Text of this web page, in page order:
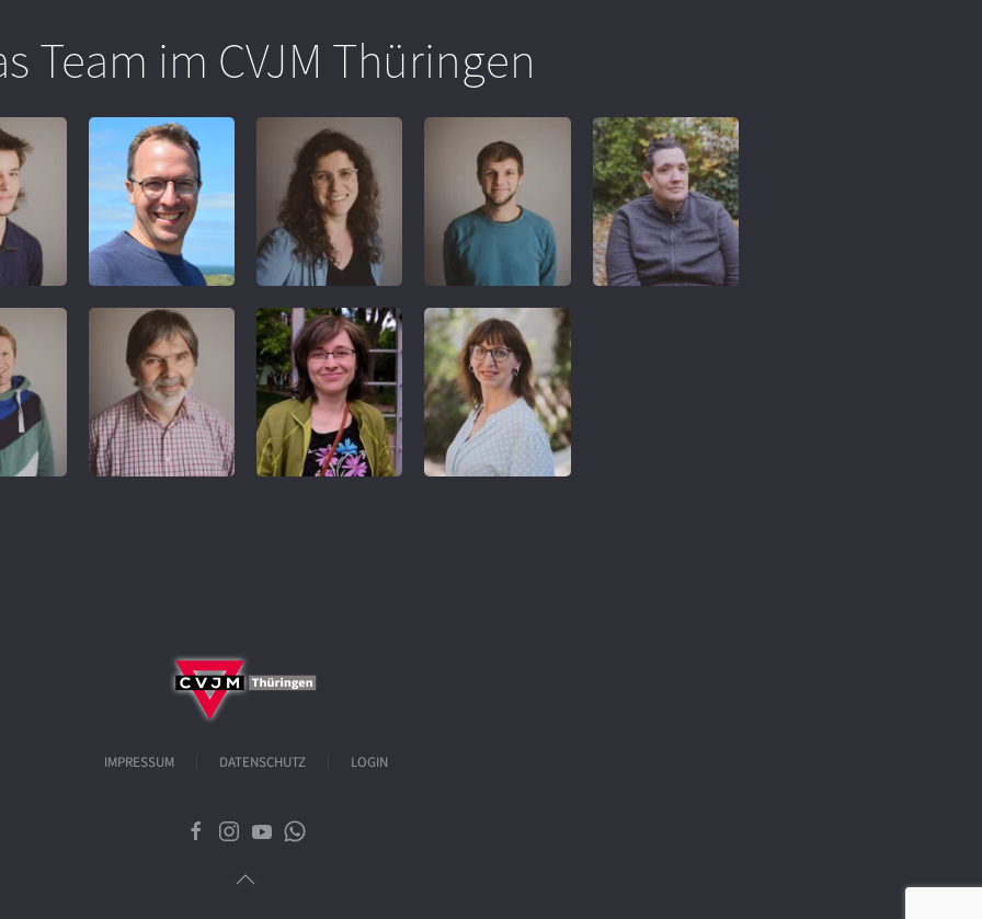
Team im CVJM Thüringen
REFERENT
IMPRESSUM DATENSCHUTZ LOGIN